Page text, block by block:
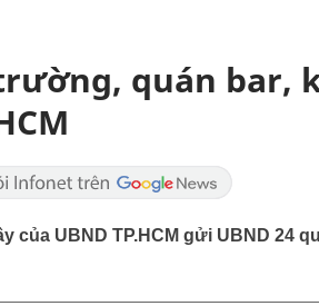
quán bar,
của UBND TP.HCM gửi UBND 24